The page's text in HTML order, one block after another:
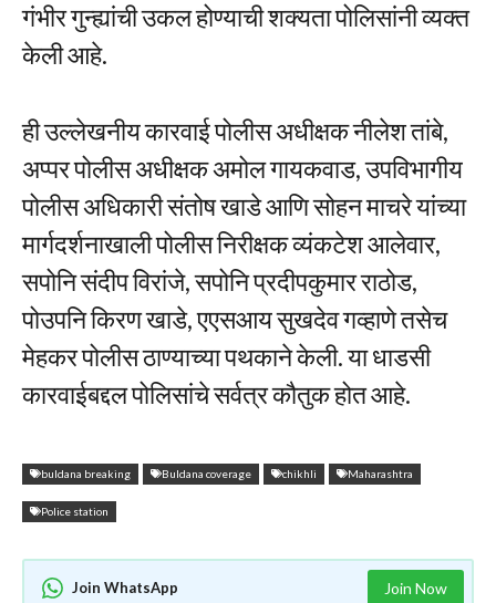
गंभीर गुन्ह्यांची उकल होण्याची शक्यता पोलिसांनी व्यक्त
केली आहे.
ही उल्लेखनीय कारवाई पोलीस अधीक्षक नीलेश तांबे,
अप्पर पोलीस अधीक्षक अमोल गायकवाड, उपविभागीय
पोलीस अधिकारी संतोष खाडे आणि सोहन माचरे यांच्या
मार्गदर्शनाखाली पोलीस निरीक्षक व्यंकटेश आलेवार,
सपोनि संदीप विरांजे, सपोनि प्रदीपकुमार राठोड,
पोउपनि किरण खाडे, एएसआय सुखदेव गव्हाणे तसेच
मेहकर पोलीस ठाण्याच्या पथकाने केली. या धाडसी
कारवाईबद्दल पोलिसांचे सर्वत्र कौतुक होत आहे.
buldana breaking Buldana coverage chikhli Maharashtra
Police station
Join WhatsApp Join Now